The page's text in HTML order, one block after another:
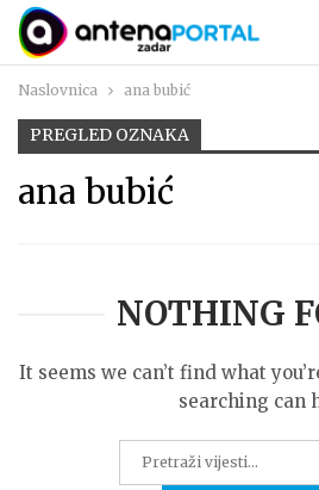
Naslovnica ana bubić
PREGLED OZNAKA
ana bubić
NOTHING
It seems we can’t find what
searching can